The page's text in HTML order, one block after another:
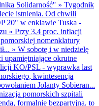
Solidarność" » Tygodnik
istnienia. Od chwili
20" w enklawie Tuska -
» Przy 3,4 proc. inflacji
nomenklatury
» W sobotę i w niedzielę
upamiętniające okrutne
KO/PSL - wyprawka last
kwintesencja
Jolanty Sobieran...
pomorskich szpitali
formalnie bezpartyjna, to